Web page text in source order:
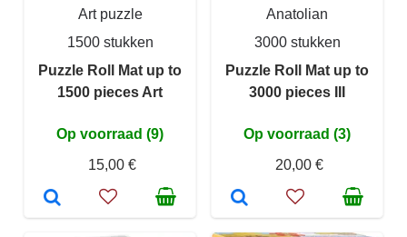
Art puzzle
1500 stukken
Puzzle Roll Mat up to
1500 pieces Art
Op voorraad (9)
15,00 €
Anatolian
3000 stukken
Puzzle Roll Mat up to
3000 pieces III
Op voorraad (3)
20,00 €